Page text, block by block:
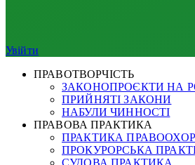
Увійти
ПРАВОТВОРЧІСТЬ
ЗАКОНОПРОЄКТИ НА
ПРИЙНЯТІ ЗАКОНИ
НАБУЛИ ЧИННОСТІ
ПРАВОВА ПРАКТИКА
ПРАКТИКА
ПРОКУРОРСЬКА
СУДОВА ПРАКТИКА